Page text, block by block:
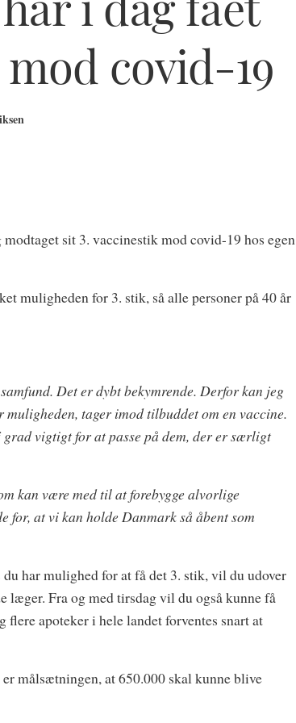
covid-19
sit 3. vaccinestik mod covid-19 hos egen
muligheden for 3. stik, så alle personer på 40 år
Det er dybt bekymrende. Derfor kan jeg
tager imod tilbuddet om en vaccine.
vigtigt for at passe på dem, der er særligt
kan være med til at forebygge alvorlige
for, at vi kan holde Danmark så åbent som
har mulighed for at få det 3. stik, vil du udover
læger. Fra og med tirsdag vil du også kunne få
flere apoteker i hele landet forventes snart at
målsætningen, at 650.000 skal kunne blive